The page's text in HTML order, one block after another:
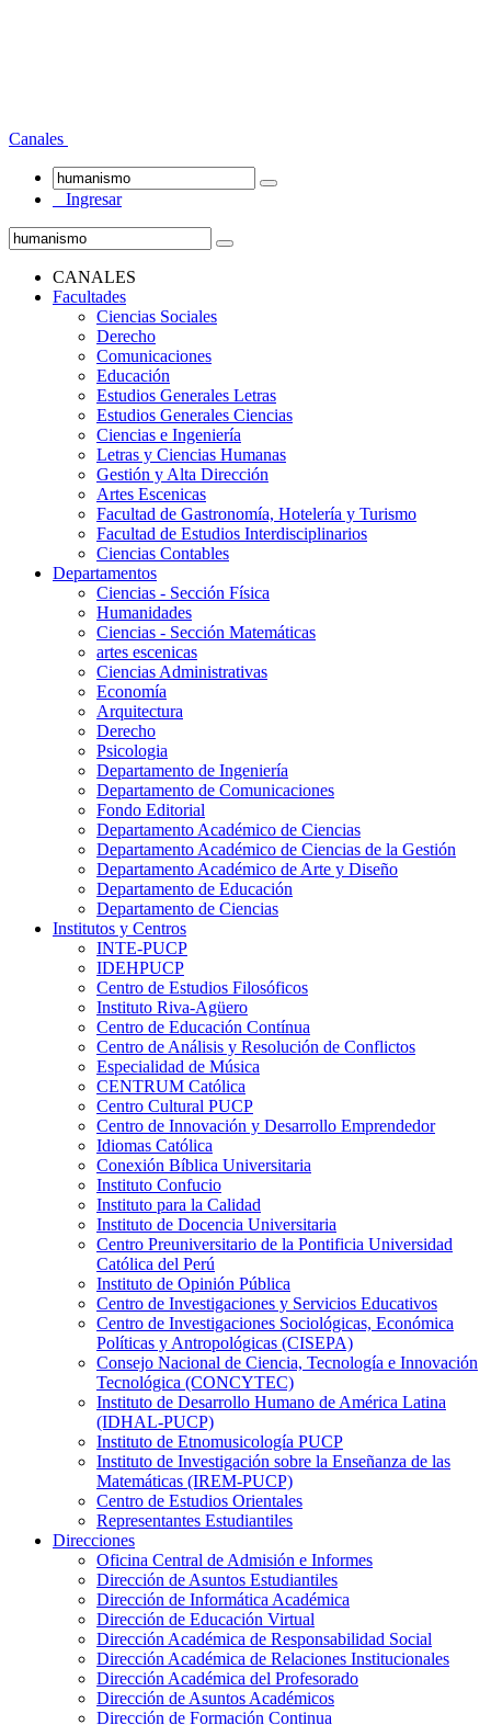
Canales
Ingresar
CANALES
Facultades
Ciencias Sociales
Derecho
Comunicaciones
Educación
Estudios Generales Letras
Estudios Generales Ciencias
Ciencias e Ingeniería
Letras y Ciencias Humanas
Gestión y Alta Dirección
Artes Escenicas
Facultad de Gastronomía, Hotelería y Turismo
Facultad de Estudios Interdisciplinarios
Ciencias Contables
Departamentos
Ciencias - Sección Física
Humanidades
Ciencias - Sección Matemáticas
artes escenicas
Ciencias Administrativas
Economía
Arquitectura
Derecho
Psicologia
Departamento de Ingeniería
Departamento de Comunicaciones
Fondo Editorial
Departamento Académico de Ciencias
Departamento Académico de Ciencias de la Gestión
Departamento Académico de Arte y Diseño
Departamento de Educación
Departamento de Ciencias
Institutos y Centros
INTE-PUCP
IDEHPUCP
Centro de Estudios Filosóficos
Instituto Riva-Agüero
Centro de Educación Contínua
Centro de Análisis y Resolución de Conflictos
Especialidad de Música
CENTRUM Católica
Centro Cultural PUCP
Centro de Innovación y Desarrollo Emprendedor
Idiomas Católica
Conexión Bíblica Universitaria
Instituto Confucio
Instituto para la Calidad
Instituto de Docencia Universitaria
Centro Preuniversitario de la Pontificia Universidad
Católica del Perú
Instituto de Opinión Pública
Centro de Investigaciones y Servicios Educativos
Centro de Investigaciones Sociológicas, Económica
Políticas y Antropológicas (CISEPA)
Consejo Nacional de Ciencia, Tecnología e Innovación
Tecnológica (CONCYTEC)
Instituto de Desarrollo Humano de América Latina
(IDHAL-PUCP)
Instituto de Etnomusicología PUCP
Instituto de Investigación sobre la Enseñanza de las
Matemáticas (IREM-PUCP)
Centro de Estudios Orientales
Representantes Estudiantiles
Direcciones
Oficina Central de Admisión e Informes
Dirección de Asuntos Estudiantiles
Dirección de Informática Académica
Dirección de Educación Virtual
Dirección Académica de Responsabilidad Social
Dirección Académica de Relaciones Institucionales
Dirección Académica del Profesorado
Dirección de Asuntos Académicos
Dirección de Formación Continua